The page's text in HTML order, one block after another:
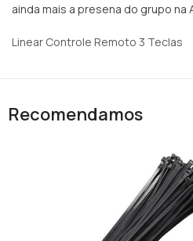
ainda mais a presena do grupo
Linear Controle Remoto 3 Teclas
Recomendamos